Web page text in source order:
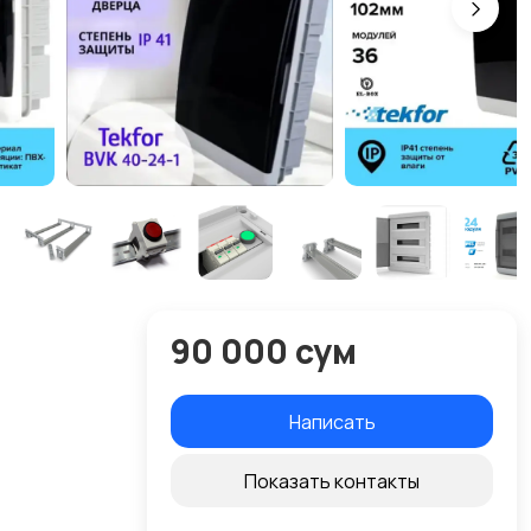
90 000 сум
Написать
Показать контакты